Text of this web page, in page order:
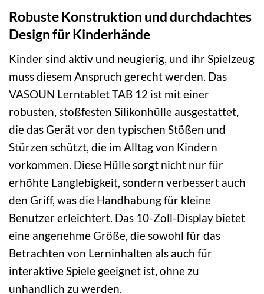
Robuste Konstruktion und durchdachtes
Design für Kinderhände
Kinder sind aktiv und neugierig, und ihr Spielzeug
muss diesem Anspruch gerecht werden. Das
VASOUN Lerntablet TAB 12 ist mit einer
robusten, stoßfesten Silikonhülle ausgestattet,
die das Gerät vor den typischen Stößen und
Stürzen schützt, die im Alltag von Kindern
vorkommen. Diese Hülle sorgt nicht nur für
erhöhte Langlebigkeit, sondern verbessert auch
den Griff, was die Handhabung für kleine
Benutzer erleichtert. Das 10-Zoll-Display bietet
eine angenehme Größe, die sowohl für das
Betrachten von Lerninhalten als auch für
interaktive Spiele geeignet ist, ohne zu
unhandlich zu werden.